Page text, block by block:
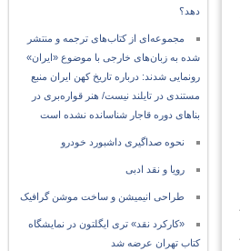
دهد؟
مجموعه‌ای از کتاب‌های ترجمه و منتشر
شده به زبان‌های خارجی با موضوع «ایران»
رونمایی شدند: درباره تاریخ کهن ایران منبع
مستندی در تایلند نیست/ هنر قواره‌بری در
بناهای دوره قاجار شناسانده نشده است
نحوه صداگیری داشبورد خودرو
رویا و نقد ادبی
طراحی انیمیشن و ساخت موشن گرافیک
«کارکرد نقد» تری ایگلتون در نمایشگاه
کتاب تهران عرضه شد